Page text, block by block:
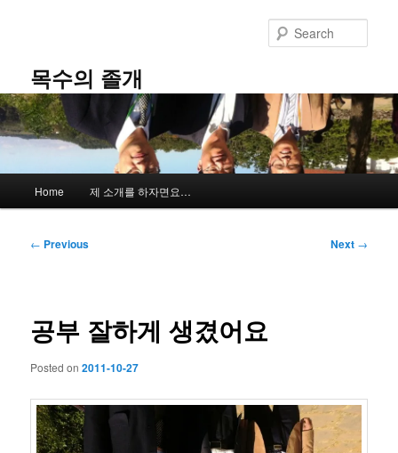
content목수의 졸개
Home 제 소개를 하자면요…
Post
← Previous Next →
공부 잘하게 생겼어요
Posted on2011-10-27